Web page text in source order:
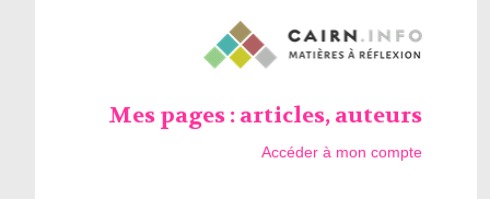
Mes pages : articles, auteurs
Accéder à mon compte